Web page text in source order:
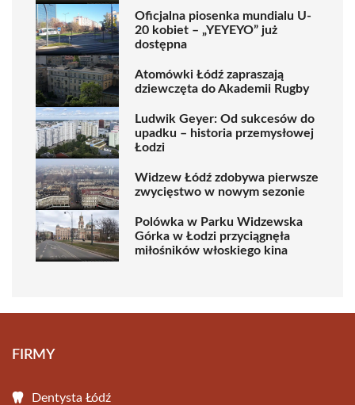
Oficjalna piosenka mundialu U-
20 kobiet – „YEYEYO” już
dostępna
Atomówki Łódź zapraszają
dziewczęta do Akademii Rugby
Ludwik Geyer: Od sukcesów do
upadku – historia przemysłowej
Łodzi
Widzew Łódź zdobywa pierwsze
zwycięstwo w nowym sezonie
Polówka w Parku Widzewska
Górka w Łodzi przyciągnęła
miłośników włoskiego kina
FIRMY
Dentysta Łódź